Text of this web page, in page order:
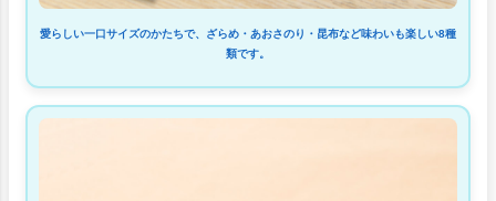
愛らしい一口サイズのかたちで、ざらめ・あおさのり・昆布など味わいも楽しい8種
類です。